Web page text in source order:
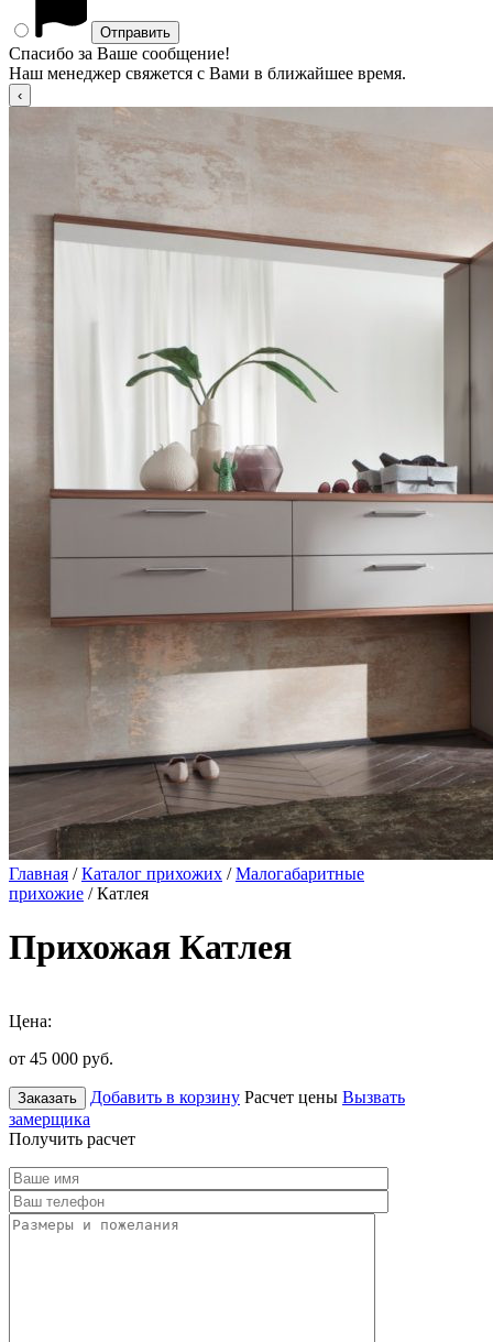
Спасибо за Ваше сообщение!
Наш менеджер свяжется с Вами в ближайшее время.
Главная /Каталог прихожих /Малогабаритные
прихожие / Катлея
Прихожая Катлея
Цена:
от 45 000 руб.
Заказать Добавить в корзину Расчет цены Вызвать
замерщика
Получить расчет